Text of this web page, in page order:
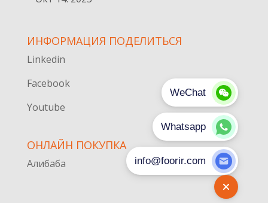
ИНФОРМАЦИЯ ПОДЕЛИТЬСЯ
Linkedin
Facebook
Youtube
ОНЛАЙН ПОКУПКА
Алибаба